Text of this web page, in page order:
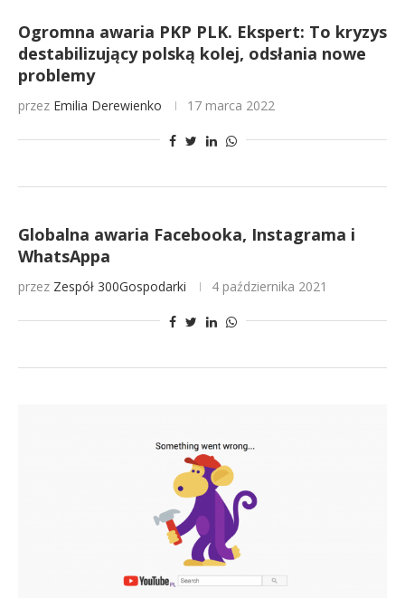
Ogromna awaria PKP PLK. Ekspert: To kryzys
destabilizujący polską kolej, odsłania nowe
problemy
przez Emilia Derewienko 17 marca 2022
Globalna awaria Facebooka, Instagrama i
WhatsAppa
przez Zespół 300Gospodarki 4 października 2021